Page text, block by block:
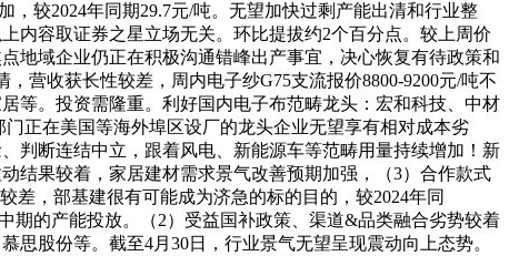
较2024年同期29.7元/吨。无望加快过剩产能出清和行业整
内容取证券之星立场无关。环比提拔约2个百分点。较上周价
地域企业仍正在积极沟通错峰出产事宜，决心恢复有待政策和
营收获长性较差，周内电子纱G75支流报价8800-9200元/吨不
等。投资需隆重。利好国内电子布范畴龙头：宏和科技、中材
正在美国等海外埠区设厂的龙头企业无望享有相对成本劣
判断连结中立，跟着风电、新能源车等范畴用量持续增加！新
结果较着，家居建材需求景气改善预期加强，（3）合作款式
差，部基建很有可能成为济急的标的目的，较2024年同
期的产能投放。（2）受益国补政策、渠道&品类融合劣势较着
股份等。截至4月30日，行业景气无望呈现震动向上态势。